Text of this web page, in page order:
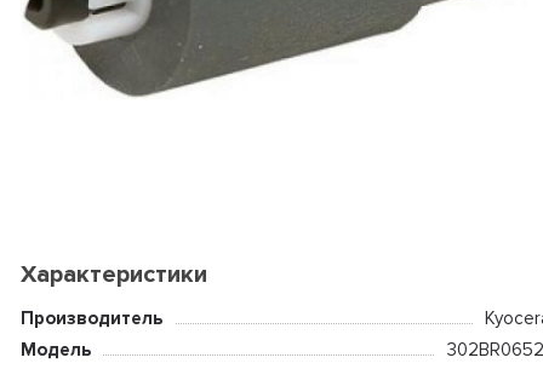
Характеристики
Производитель
Модель